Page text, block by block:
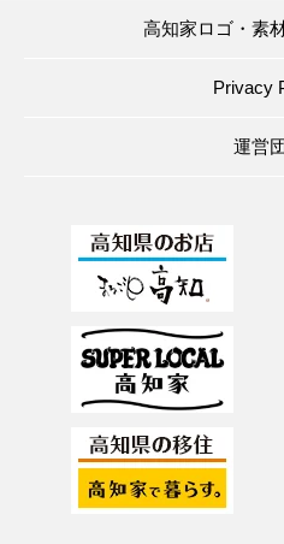
高知家ロゴ・素
Privacy
運営